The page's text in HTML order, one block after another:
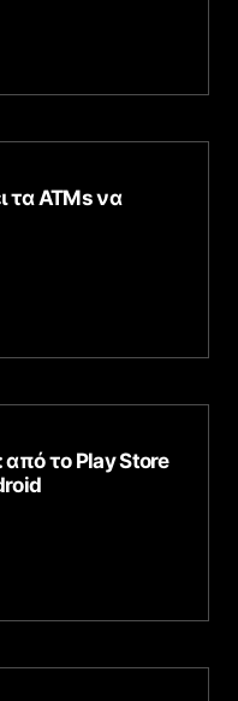
τα ATMs να
το Play Store